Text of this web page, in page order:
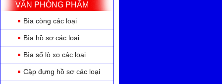
VĂN PHÒNG PHẨM
Bìa còng các loại
Bìa hồ sơ các loại
Bìa sổ lò xo các loại
Cặp đựng hồ sơ các loại